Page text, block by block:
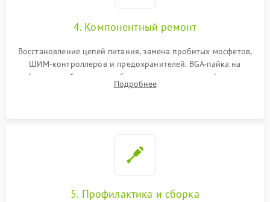
4. Компонентный ремонт
Восстановление цепей питания, замена пробитых мосфетов,
ШИМ-контроллеров и предохранителей. BGA-пайка на
инфракрасной станции реболлинг или замена графического
чипа и дефектной памяти GDDR. Прошивка BIOS
Подробнее
5. Профилактика и сборка